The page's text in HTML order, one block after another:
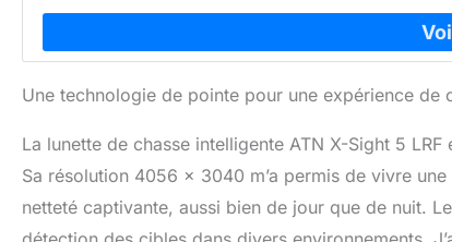
Une technologie de pointe pour une expérience de
La lunette de chasse intelligente ATN X-Sight 5
Sa résolution 4056 x 3040 m’a permis de vivre
netteté captivante, aussi bien de jour que de nuit.